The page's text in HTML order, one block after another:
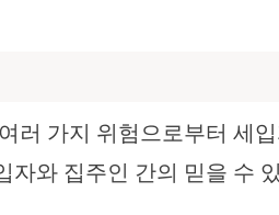
러 가지 위험으로부터 세
와 집주인 간의 믿을 수